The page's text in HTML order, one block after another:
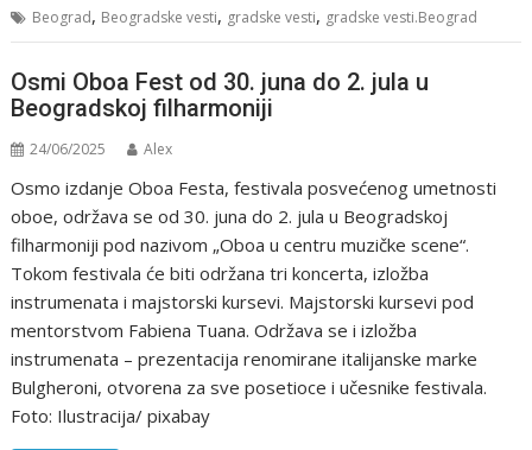
Beograd, Beogradske vesti, gradske vesti, gradske vesti.Beograd
Osmi Oboa Fest od 30. juna do 2. jula u
Beogradskoj filharmoniji
24/06/2025 Alex
Osmo izdanje Oboa Festa, festivala posvećenog umetnosti
oboe, održava se od 30. juna do 2. jula u Beogradskoj
filharmoniji pod nazivom „Oboa u centru muzičke scene“.
Tokom festivala će biti održana tri koncerta, izložba
instrumenata i majstorski kursevi. Majstorski kursevi pod
mentorstvom Fabiena Tuana. Održava se i izložba
instrumenata – prezentacija renomirane italijanske marke
Bulgheroni, otvorena za sve posetioce i učesnike festivala.
Foto: Ilustracija/ pixabay